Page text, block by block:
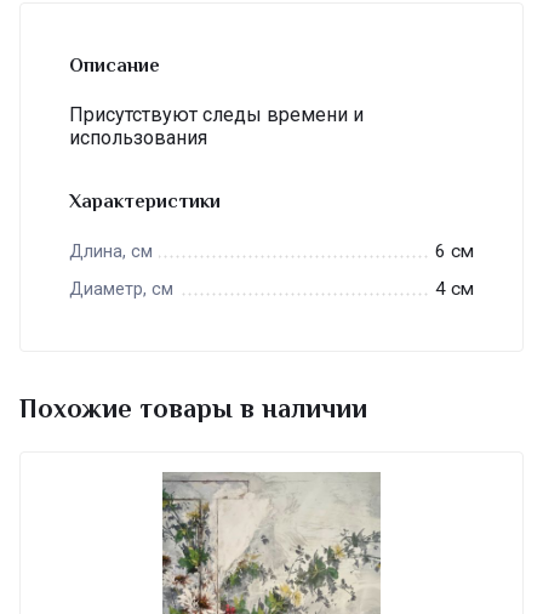
Описание
Присутствуют следы времени и
использования
Характеристики
Длина, см 6 см
Диаметр, см 4 см
Похожие товары в наличии